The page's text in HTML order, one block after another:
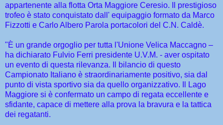
appartenente alla flotta Orta Maggiore Ceresio. Il prestigioso
trofeo è stato conquistato dall' equipaggio formato da Marco
Fizzotti e Carlo Albero Parola portacolori del C.N. Caldè.
"È un grande orgoglio per tutta l'Unione Velica Maccagno –
ha dichiarato Fulvio Ferri presidente U.V.M. - aver ospitato
un evento di questa rilevanza. Il bilancio di questo
Campionato Italiano è straordinariamente positivo, sia dal
punto di vista sportivo sia da quello organizzativo. Il Lago
Maggiore si è confermato un campo di regata eccellente e
sfidante, capace di mettere alla prova la bravura e la tattica
dei regatanti.